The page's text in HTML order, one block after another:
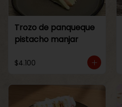
Trozo de panqueque
pistacho manjar
$4.100